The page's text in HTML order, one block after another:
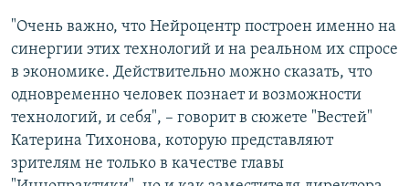
"Очень важно, что Нейроцентр построен именно на
синергии этих технологий и на реальном их спросе
в экономике. Действительно можно сказать, что
одновременно человек познает и возможности
технологий, и себя", – говорит в сюжете "Вестей"
Катерина Тихонова, которую представляют
зрителям не только в качестве главы